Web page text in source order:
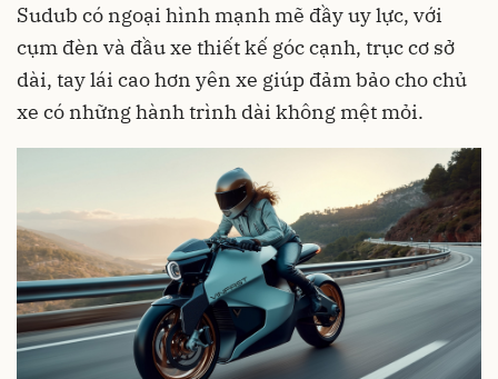
Sudub có ngoại hình mạnh mẽ đầy uy lực, với
cụm đèn và đầu xe thiết kế góc cạnh, trục cơ sở
dài, tay lái cao hơn yên xe giúp đảm bảo cho chủ
xe có những hành trình dài không mệt mỏi.